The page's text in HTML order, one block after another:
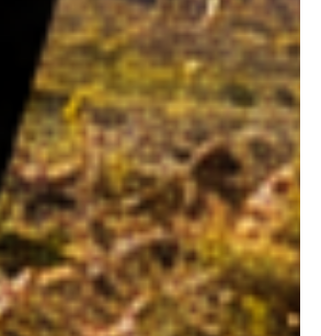
Lundi
24 1693.19 €
Samedi
29 1499.19€
Dimanche
30 1540.71€